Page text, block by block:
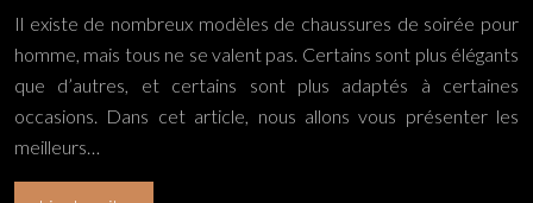
Il existe de nombreux modèles de chaussures de soirée pour
homme, mais tous ne se valent pas. Certains sont plus élégants
que d’autres, et certains sont plus adaptés à certaines
occasions. Dans cet article, nous allons vous présenter les
meilleurs…